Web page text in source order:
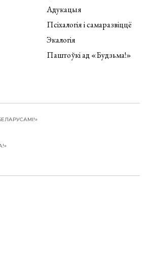
Адукацыя
Псіхалогія і самаразвіццё
Экалогія
Паштоўкі ад «Будзьма!»